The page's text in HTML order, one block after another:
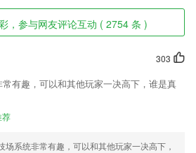
，参与网友评论互动 ( 2754 条 )
303
有趣，可以和其他玩家一决高下，谁是真
荐
场系统非常有趣，可以和其他玩家一决高下，